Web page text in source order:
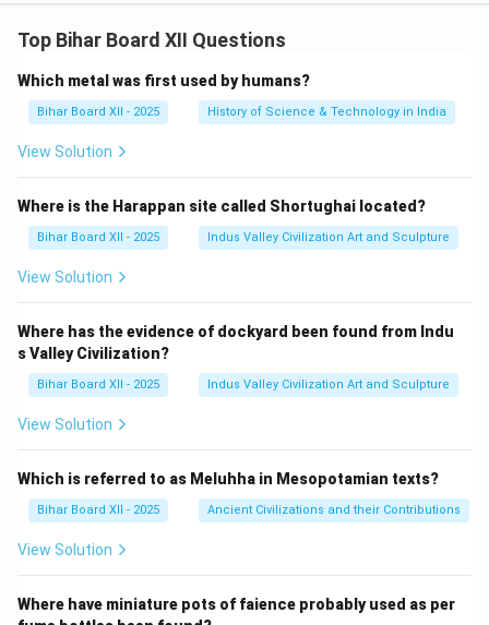
Top Bihar Board XII Questions
Which metal was first used by humans?
Bihar Board XII - 2025 History of Science & Technology in India
View Solution
Where is the Harappan site called Shortughai located?
Bihar Board XII - 2025 Indus Valley Civilization Art and Sculpture
View Solution
Where has the evidence of dockyard been found from Indu
s Valley Civilization?
Bihar Board XII - 2025 Indus Valley Civilization Art and Sculpture
View Solution
Which is referred to as Meluhha in Mesopotamian texts?
Bihar Board XII - 2025 Ancient Civilizations and their Contributions
View Solution
Where have miniature pots of faience probably used as per